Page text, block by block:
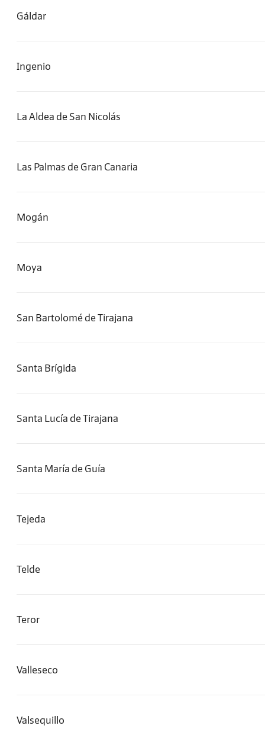
Gáldar
Ingenio
La Aldea de San Nicolás
Las Palmas de Gran Canaria
Mogán
Moya
San Bartolomé de Tirajana
Santa Brígida
Santa Lucía de Tirajana
Santa María de Guía
Tejeda
Telde
Teror
Valleseco
Valsequillo